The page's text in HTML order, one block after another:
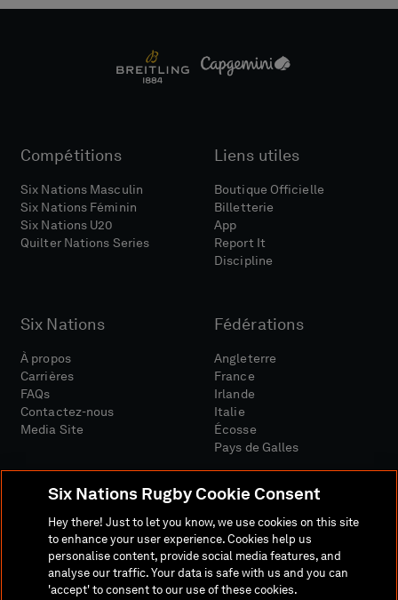
Compétitions
Six Nations Masculin
Six Nations Féminin
Six Nations U20
Quilter Nations Series
Liens utiles
Boutique Officielle
Billetterie
App
Report It
Discipline
Six Nations
À propos
Carrières
FAQs
Contactez-nous
Media Site
Fédérations
Angleterre
France
Irlande
Italie
Écosse
Pays de Galles
Site MédiaConditions Générales
Politique De ConfidentialitéPolitique De Cookies
Six Nations Rugby Cookie Consent
Hey there! Just to let you know, we use cookies on this site
to enhance your user experience. Cookies help us
personalise content, provide social media features, and
analyse our traffic. Your data is safe with us and you can
'accept' to consent to our use of these cookies.